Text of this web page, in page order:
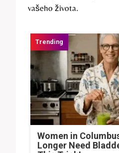
vašeho života.
Women in
Longer Need